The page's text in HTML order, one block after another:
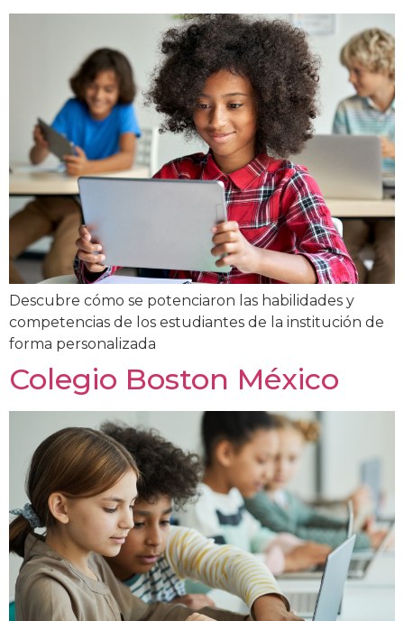
Descubre cómo se potenciaron las habilidades y
competencias de los estudiantes de la institución de
forma personalizada
Colegio Boston México